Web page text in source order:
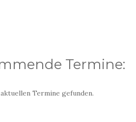
Termine:
Termine gefunden.